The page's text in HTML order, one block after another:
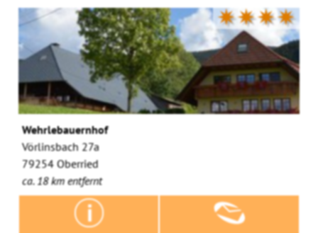
✷✷✷✷
Wehrlebauernhof
Vörlinsbach 27a
79254 Oberried
ca. 18 km entfernt